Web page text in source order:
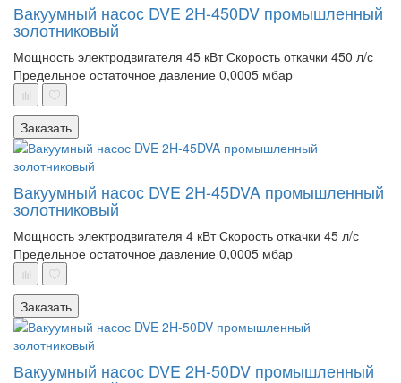
Вакуумный насос DVE 2H-450DV промышленный
золотниковый
Мощность электродвигателя 45 кВт Скорость откачки 450 л/с
Предельное остаточное давление 0,0005 мбар
Заказать
Вакуумный насос DVE 2H-45DVA промышленный
золотниковый
Мощность электродвигателя 4 кВт Скорость откачки 45 л/с
Предельное остаточное давление 0,0005 мбар
Заказать
Вакуумный насос DVE 2H-50DV промышленный